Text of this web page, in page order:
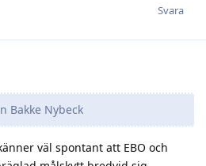
Svara
Bakke Nybeck
väl spontant att EBO och